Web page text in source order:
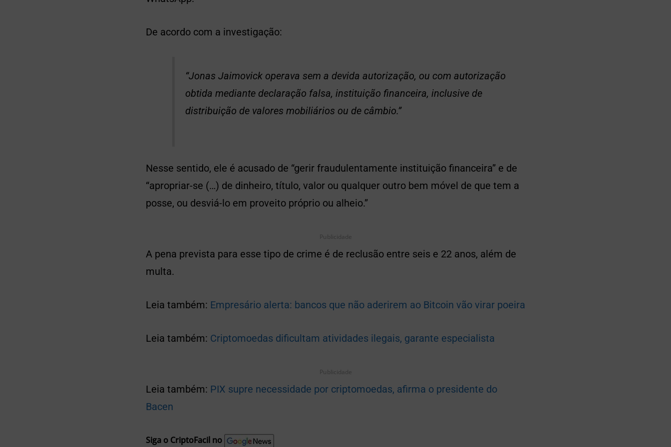
De acordo com a investigação:
“Jonas Jaimovick operava sem a devida autorização, ou com autorização
obtida mediante declaração falsa, instituição financeira, inclusive de
distribuição de valores mobiliários ou de câmbio.”
Nesse sentido, ele é acusado de “gerir fraudulentamente instituição financeira” e de
“apropriar-se (…) de dinheiro, título, valor ou qualquer outro bem móvel de que tem a
posse, ou desviá-lo em proveito próprio ou alheio.”
Publicidade
A pena prevista para esse tipo de crime é de reclusão entre seis e 22 anos, além de
multa.
Leia também: Empresário alerta: bancos que não aderirem ao Bitcoin vão virar poeira
Leia também: Criptomoedas dificultam atividades ilegais, garante especialista
Publicidade
Leia também: PIX supre necessidade por criptomoedas, afirma o presidente do
Bacen
Siga o CriptoFacil no